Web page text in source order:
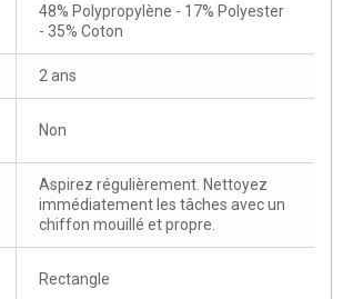
48% Polypropylène - 17% Polyester
- 35% Coton
2 ans
Non
Aspirez régulièrement. Nettoyez
immédiatement les tâches avec un
chiffon mouillé et propre.
Rectangle